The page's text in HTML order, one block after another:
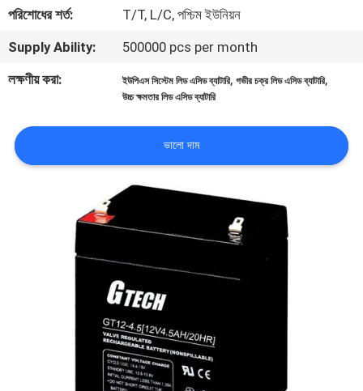
আমাদের
সাথে
যোগাযোগ
খবর
একটি
পরিশোধের শর্ত:
T/T, L/C, পশ্চিম ইউনিয়ন
Supply Ability:
500000 pcs per month
লক্ষণীয় করা:
ইউপিএস সিস্টেম লিড এসিড ব্যাটারি,গভীর চক্র লিড এসিড ব্যাটারি,
উচ্চ ক্ষমতার লিড এসিড ব্যাটারি
ভালো দাম